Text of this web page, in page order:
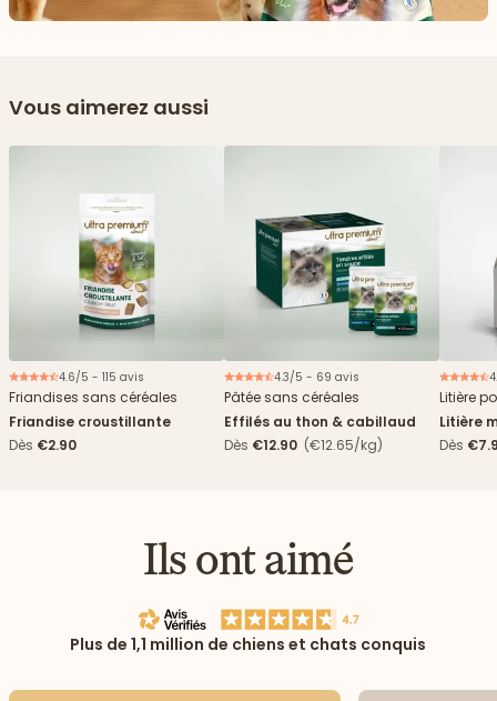
Vous aimerez aussi
4.6/5 - 115 avis
Friandises sans céréales
Friandise croustillante
Dès €2.90
4.3/5 - 69 avis
Pâtée sans céréales
Effilés au thon & cabillaud
Dès €12.90 (€12.65/kg)
Litière
Litière
Dès
Ils ont aimé
Plus de 1,1 million de chiens et chats conquis